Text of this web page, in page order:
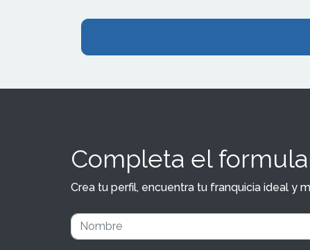
Completa el
Crea tu perfil, encuentra tu franquicia ideal y